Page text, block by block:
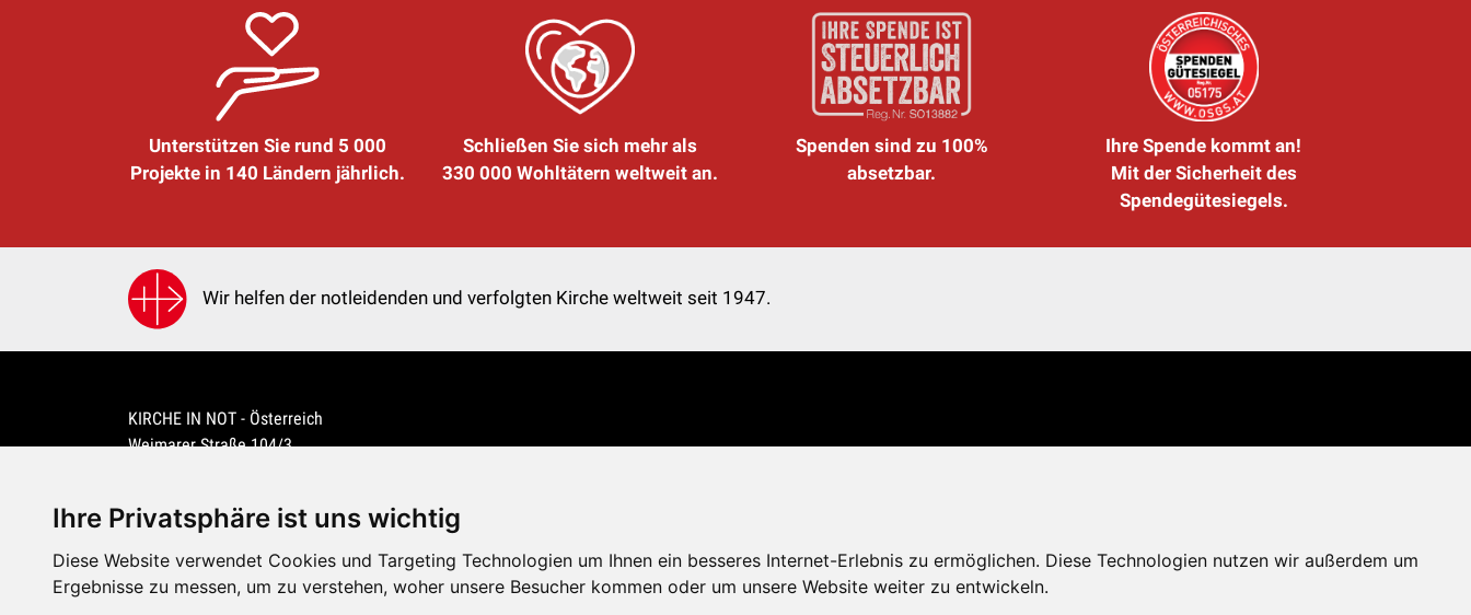
Ihre Privatsphäre ist uns wichtig
Diese Website verwendet Cookies und Targeting Technologien um Ihnen ein besseres Internet-Erlebnis zu ermöglichen. Diese Technologien nutzen wir außerdem um
Ergebnisse zu messen, um zu verstehen, woher unsere Besucher kommen oder um unsere Website weiter zu entwickeln.
Unterstützen Sie rund 5 000
Projekte in 140 Ländern jährlich.
Schließen Sie sich mehr als
330 000 Wohltätern weltweit an.
Spenden sind zu 100%
absetzbar.
Ihre Spende kommt an!
Mit der Sicherheit des
Spendegütesiegels.
Wir helfen der notleidenden und verfolgten Kirche weltweit seit 1947.
KIRCHE IN NOT - Österreich
Weimarer Straße 104/3
kin@kircheinnot.at
KIN weltweit